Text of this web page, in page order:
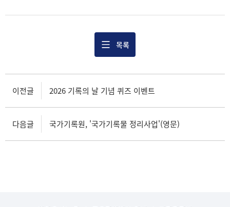
목록
이전글 2026 기록의 날 기념 퀴즈 이벤트
다음글 국가기록원, '국가기록물 정리사업'(영문)